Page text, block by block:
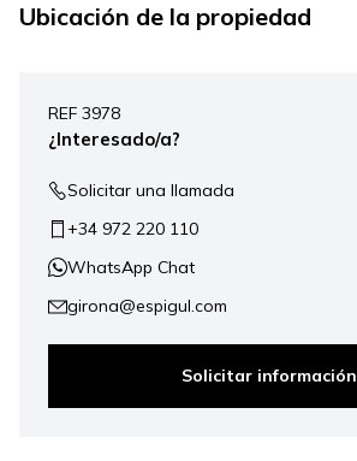
Ubicación de la propiedad
−
REF 3978
¿Interesado/a?
Solicitar una llamada
+34 972 220 110
WhatsApp Chat
girona@espigul.com
Solicitar información